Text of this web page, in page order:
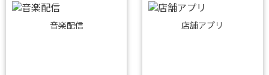
音楽配信 店舗アプリ